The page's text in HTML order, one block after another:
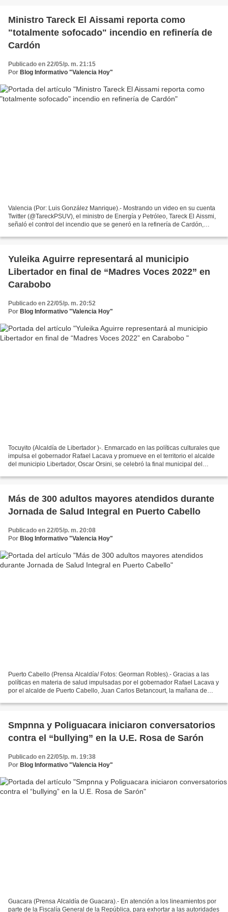
Ministro Tareck El Aissami reporta como
"totalmente sofocado" incendio en refinería de
Cardón
Publicado en 22/05/p. m. 21:15
Por Blog Informativo "Valencia Hoy"
Valencia (Por: Luis González Manrique).- Mostrando un video en su cuenta
Twitter (@TareckPSUV), el ministro de Energía y Petróleo, Tareck El Aissmi,
señaló el control del incendio que se generó en la refinería de Cardón,
Yuleika Aguirre representará al municipio
Libertador en final de “Madres Voces 2022” en
Carabobo
Publicado en 22/05/p. m. 20:52
Por Blog Informativo "Valencia Hoy"
Tocuyito (Alcaldía de Libertador )-. Enmarcado en las políticas culturales que
impulsa el gobernador Rafael Lacava y promueve en el territorio el alcalde
del municipio Libertador, Oscar Orsini, se celebró la final municipal del
Más de 300 adultos mayores atendidos durante
Jornada de Salud Integral en Puerto Cabello
Publicado en 22/05/p. m. 20:08
Por Blog Informativo "Valencia Hoy"
Puerto Cabello (Prensa Alcaldía/ Fotos: Georman Robles).- Gracias a las
políticas en materia de salud impulsadas por el gobernador Rafael Lacava y
por el alcalde de Puerto Cabello, Juan Carlos Betancourt, la mañana de
Smpnna y Poliguacara iniciaron conversatorios
contra el “bullying” en la U.E. Rosa de Sarón
Publicado en 22/05/p. m. 19:38
Por Blog Informativo "Valencia Hoy"
Guacara (Prensa Alcaldía de Guacara).- En atención a los lineamientos por
parte de la Fiscalía General de la República, para exhortar a las autoridades